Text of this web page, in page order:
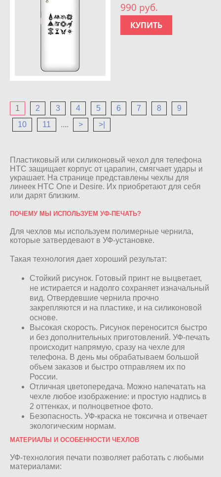
990 руб.
КУПИТЬ
1 2 3 4 5 6 7 8
9
10
11 .... > >|
Пластиковый или силиконовый чехол для телефона
HTC защищает корпус от царапин, смягчает удары и
украшает. На странице представлены чехлы для
линеек HTC One и Desire. Их приобретают для себя
или дарят близким.
ПОЧЕМУ МЫ ИСПОЛЬЗУЕМ УФ-ПЕЧАТЬ?
Для чехлов мы используем полимерные чернила,
которые затвердевают в УФ-установке.
Такая технология дает хороший результат:
Стойкий рисунок. Готовый принт не выцветает,
не истирается и надолго сохраняет изначальный
вид. Отвердевшие чернила прочно
закрепляются и на пластике, и на силиконовой
основе.
Высокая скорость. Рисунок переносится быстро
и без дополнительных приготовлений. УФ-печать
происходит напрямую, сразу на чехле для
телефона. В день мы обрабатываем большой
объем заказов и быстро отправляем их по
России.
Отличная цветопередача. Можно напечатать на
чехле любое изображение: и простую надпись в
2 оттенках, и полноцветное фото.
Безопасность. УФ-краска не токсична и отвечает
экологическим нормам.
МАТЕРИАЛЫ И ОСОБЕННОСТИ ЧЕХЛОВ
УФ-технология печати позволяет работать с любыми
материалами: